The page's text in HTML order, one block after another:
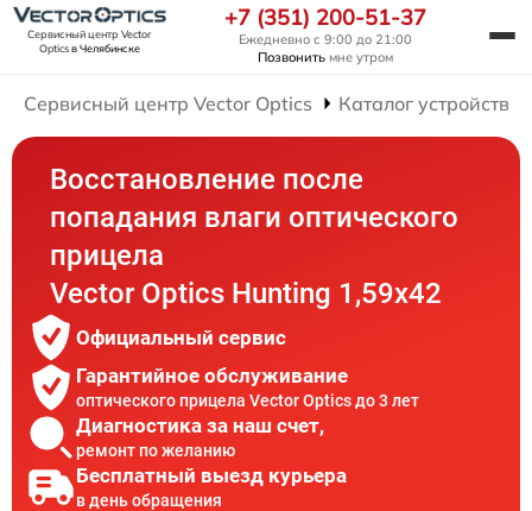
Сервисный центр Vector
Opticsв Челябинске
+7 (351) 200-51-37
Ежедневно с 9:00 до 21:00
Позвонить мне утром
Сервисный центр Vector Optics Каталог устройств
Восстановление после
попадания влаги оптического
прицела
Vector Optics Hunting 1,59x42
Официальный сервис
Гарантийное обслуживание
оптического прицела Vector Optics до 3 лет
Диагностика за наш счет,
ремонт по желанию
Бесплатный выезд курьера
в день обращения